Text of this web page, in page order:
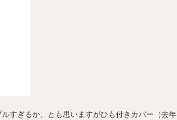
すぎるか、とも思いますがひも付きカバー（去年